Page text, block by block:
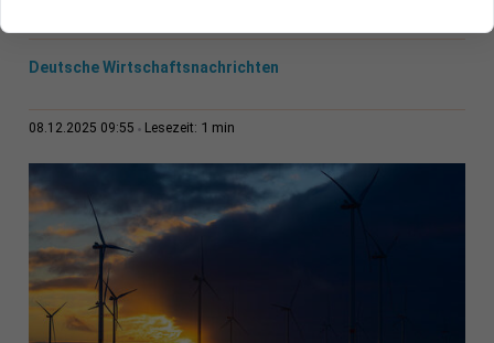
Deutsche Wirtschaftsnachrichten
08.12.2025 09:55 Lesezeit: 1 min